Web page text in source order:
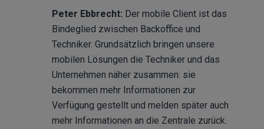
Peter Ebbrecht: Der mobile Client ist das
Bindeglied zwischen Backoffice und
Techniker. Grundsätzlich bringen unsere
mobilen Lösungen die Techniker und das
Unternehmen näher zusammen: sie
bekommen mehr Informationen zur
Verfügung gestellt und melden später auch
mehr Informationen an die Zentrale zurück.